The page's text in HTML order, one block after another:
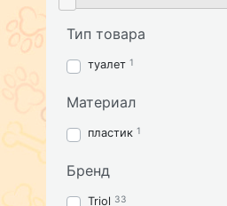
Тип товара
туалет 1
Материал
пластик 1
Бренд
Triol 33